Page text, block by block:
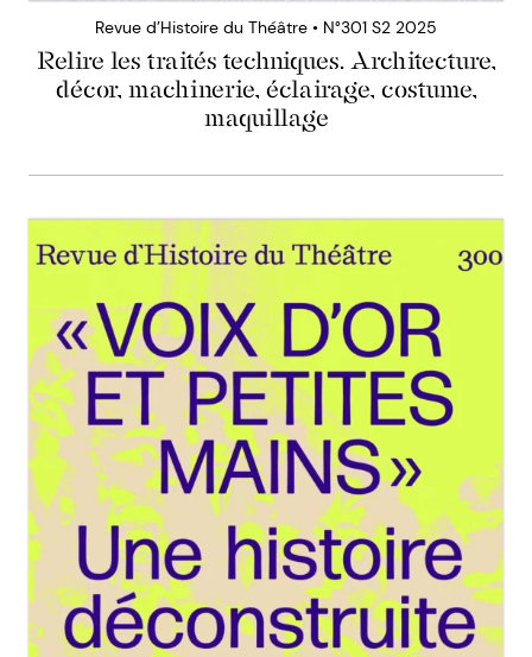
Revue d’Histoire du Théâtre • N°301 S2 2025
Relire les traités techniques. Architecture,
décor, machinerie, éclairage, costume,
maquillage